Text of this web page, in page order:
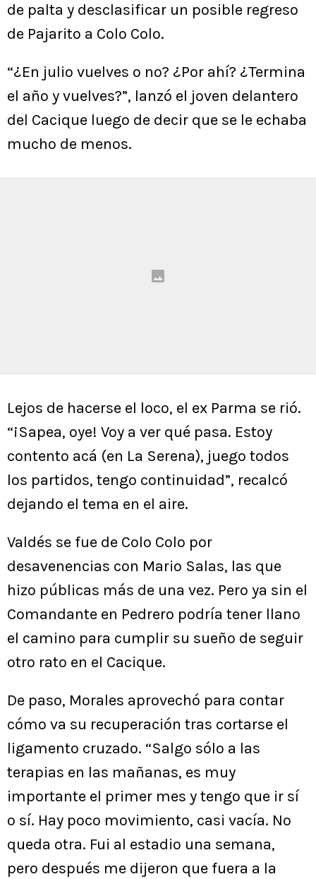
de palta y desclasificar un posible regreso
de Pajarito a Colo Colo.
“¿En julio vuelves o no? ¿Por ahí? ¿Termina
el año y vuelves?”, lanzó el joven delantero
del Cacique luego de decir que se le echaba
mucho de menos.
Lejos de hacerse el loco, el ex Parma se rió.
“¡Sapea, oye! Voy a ver qué pasa. Estoy
contento acá (en La Serena), juego todos
los partidos, tengo continuidad”, recalcó
dejando el tema en el aire.
Valdés se fue de Colo Colo por
desavenencias con Mario Salas, las que
hizo públicas más de una vez. Pero ya sin el
Comandante en Pedrero podría tener llano
el camino para cumplir su sueño de seguir
otro rato en el Cacique.
De paso, Morales aprovechó para contar
cómo va su recuperación tras cortarse el
ligamento cruzado. “Salgo sólo a las
terapias en las mañanas, es muy
importante el primer mes y tengo que ir sí
o sí. Hay poco movimiento, casi vacía. No
queda otra. Fui al estadio una semana,
pero después me dijeron que fuera a la